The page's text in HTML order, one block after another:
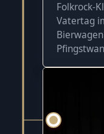
Folkrock-
Vatertag